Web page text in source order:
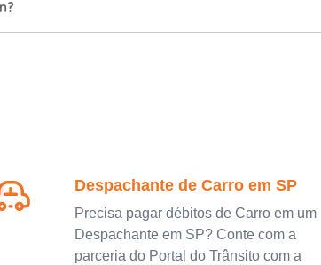
Despachante de Carro em SP
Precisa pagar débitos de Carro em um
Despachante em SP? Conte com a
parceria do Portal do Trânsito com a